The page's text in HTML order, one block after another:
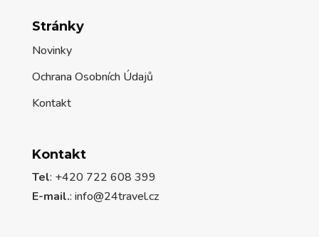
Stránky
Novinky
Ochrana Osobních Údajů
Kontakt
Kontakt
Tel: +420 722 608 399
E-mail.: info@24travel.cz